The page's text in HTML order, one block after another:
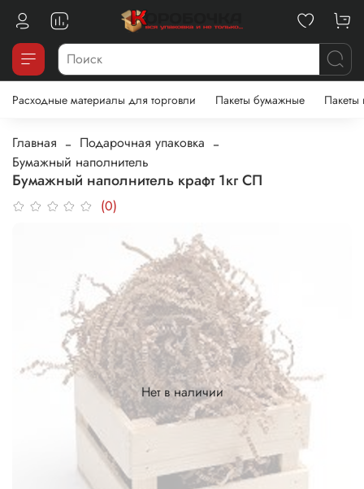
Расходные материалы для торговли Пакеты бумажные Пакеты
Главная
Подарочная упаковка
Бумажный наполнитель
Бумажный наполнитель крафт 1кг СП
(0)
Нет в наличии